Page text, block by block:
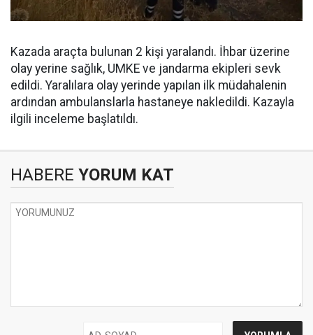
Kazada araçta bulunan 2 kişi yaralandı. İhbar üzerine
olay yerine sağlık, UMKE ve jandarma ekipleri sevk
edildi. Yaralılara olay yerinde yapılan ilk müdahalenin
ardından ambulanslarla hastaneye nakledildi. Kazayla
ilgili inceleme başlatıldı.
HABERE YORUM KAT